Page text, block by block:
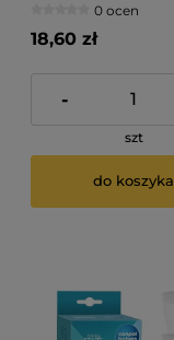
0 ocen
18,60 zł
-
szt
do koszyka